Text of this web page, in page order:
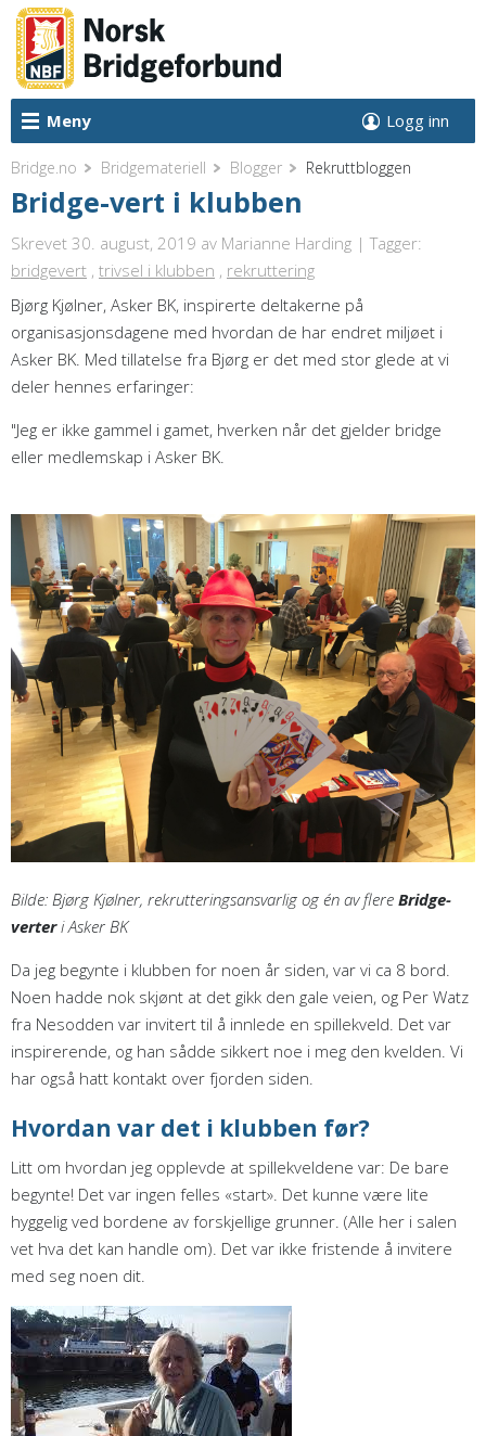
Meny Logg inn
Bridge.no Bridgemateriell Blogger Rekruttbloggen
Bridge-vert i klubben
Skrevet 30. august, 2019 av Marianne Harding | Tagger:
bridgevert , trivsel i klubben , rekruttering
Bjørg Kjølner, Asker BK, inspirerte deltakerne på
organisasjonsdagene med hvordan de har endret miljøet i
Asker BK. Med tillatelse fra Bjørg er det med stor glede at vi
deler hennes erfaringer:
"Jeg er ikke gammel i gamet, hverken når det gjelder bridge
eller medlemskap i Asker BK.
Bilde: Bjørg Kjølner, rekrutteringsansvarlig og én av flere Bridge-
verteri Asker BK
Da jeg begynte i klubben for noen år siden, var vi ca 8 bord.
Noen hadde nok skjønt at det gikk den gale veien, og Per Watz
fra Nesodden var invitert til å innlede en spillekveld. Det var
inspirerende, og han sådde sikkert noe i meg den kvelden. Vi
har også hatt kontakt over fjorden siden.
Hvordan var det i klubben før?
Litt om hvordan jeg opplevde at spillekveldene var: De bare
begynte! Det var ingen felles «start». Det kunne være lite
hyggelig ved bordene av forskjellige grunner. (Alle her i salen
vet hva det kan handle om). Det var ikke fristende å invitere
med seg noen dit.